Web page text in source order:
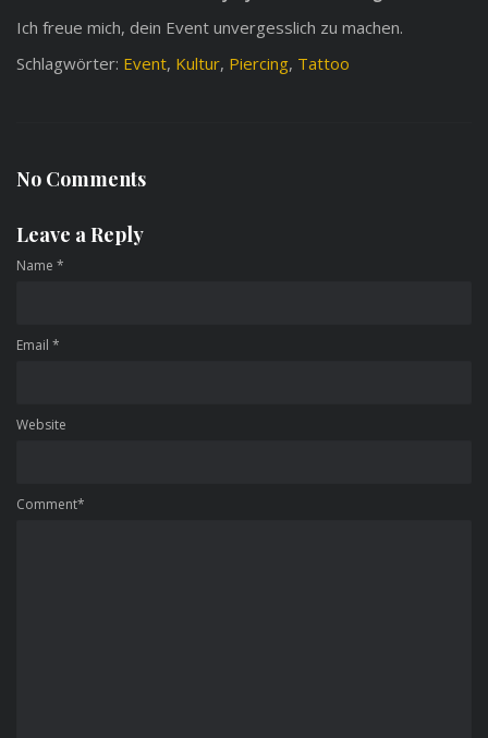
Ich freue mich, dein Event unvergesslich zu machen.
Schlagwörter: Event, Kultur, Piercing, Tattoo
No Comments
Leave a Reply
Name *
Email *
Website
Comment*